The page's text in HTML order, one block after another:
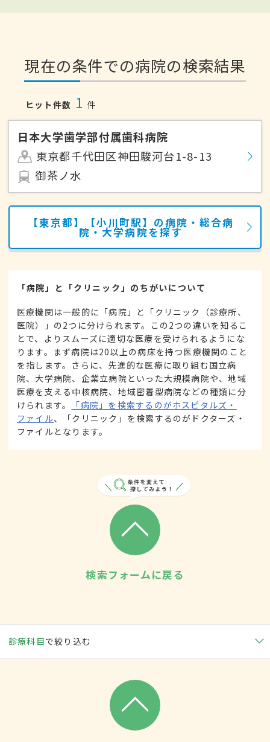
現在の条件での病院の検索結果
ヒット件数 1 件
日本大学歯学部付属歯科病院
東京都千代田区神田駿河台1-8-13
御茶ノ水
【東京都】【小川町駅】の病院・総合病
院・大学病院を探す
「病院」と「クリニック」のちがいについて
医療機関は一般的に「病院」と「クリニック（診療所、
医院）」の2つに分けられます。この2つの違いを知るこ
とで、よりスムーズに適切な医療を受けられるようにな
ります。まず病院は20以上の病床を持つ医療機関のこと
を指します。さらに、先進的な医療に取り組む国立病
院、大学病院、企業立病院といった大規模病院や、地域
医療を支える中核病院、地域密着型病院などの種類に分
けられます。
「病院」を検索するのがホスピタルズ・
ファイル、「クリニック」を検索するのがドクターズ・
ファイルとなります。
検索フォームに戻る
診療科目で絞り込む